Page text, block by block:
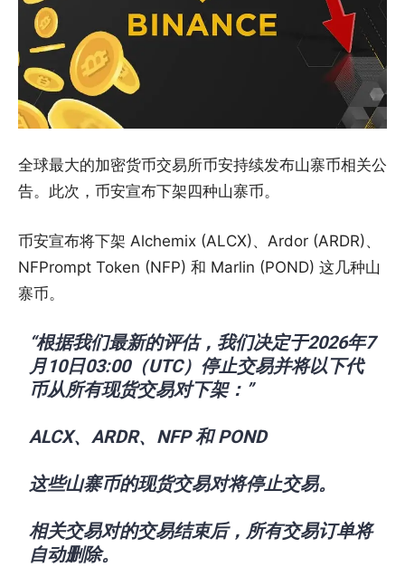
全球最大的加密货币交易所币安持续发布山寨币相关公
告。此次，币安宣布下架四种山寨币。
币安宣布将下架 Alchemix (ALCX)、Ardor (ARDR)、
NFPrompt Token (NFP) 和 Marlin (POND) 这几种山
寨币。
“根据我们最新的评估，我们决定于2026年7
月10日03:00（UTC）停止交易并将以下代
币从所有现货交易对下架：”
ALCX、ARDR、NFP 和 POND
这些山寨币的现货交易对将停止交易。
相关交易对的交易结束后，所有交易订单将
自动删除。